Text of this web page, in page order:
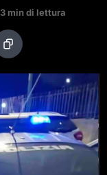
3 min di lettura